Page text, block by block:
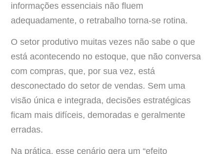
informações essenciais não fluem
adequadamente, o retrabalho torna-se rotina.
O setor produtivo muitas vezes não sabe o que
está acontecendo no estoque, que não conversa
com compras, que, por sua vez, está
desconectado do setor de vendas. Sem uma
visão única e integrada, decisões estratégicas
ficam mais difíceis, demoradas e geralmente
erradas.
Na prática, esse cenário gera um “efeito